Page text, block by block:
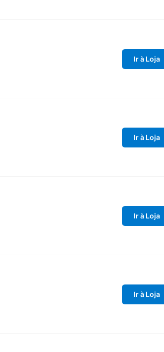
Ir à Loja
Ir à Loja
Ir à Loja
Ir à Loja